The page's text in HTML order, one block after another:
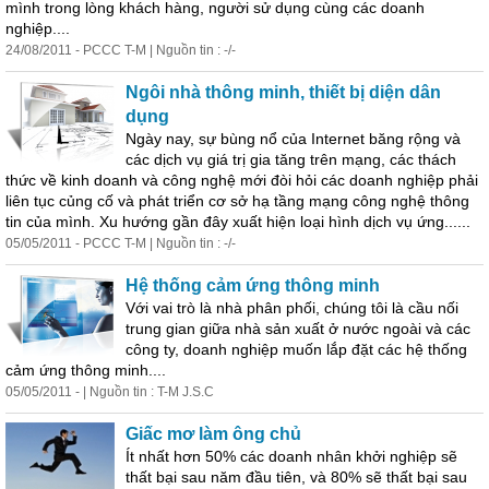
mình trong lòng khách hàng, người sử dụng cùng các doanh
nghiệp
24/08/2011 - PCCC T-M | Nguồn tin : -/-
Ngôi nhà thông minh, thiết bị diện dân
dụng
Ngày nay, sự bùng nổ của Internet băng rộng và
các dịch vụ giá trị gia tăng trên mạng, các thách
thức về kinh doanh và công nghệ mới đòi hỏi các doanh nghiệp phải
liên tục củng cố và phát triển cơ sở hạ tầng mạng công nghệ thông
tin của mình. Xu hướng gần đây xuất hiện loại hình dịch vụ ứng......
05/05/2011 - PCCC T-M | Nguồn tin : -/-
Hệ thống cảm ứng thông minh
Với vai trò là nhà phân phối, chúng tôi là cầu nối
trung gian giữa nhà sản xuất ở nước ngoài và các
công ty, doanh nghiệp muốn lắp đặt các hệ thống
cảm ứng thông minh....
05/05/2011 - | Nguồn tin : T-M J.S.C
Giấc mơ làm ông chủ
Ít nhất hơn 50% các doanh nhân khởi nghiệp sẽ
thất bại sau năm đầu tiên, và 80% sẽ thất bại sau